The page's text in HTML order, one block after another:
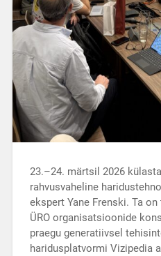
23.–24. märtsil 2026
rahvusvaheline
ekspert Yane Frenski. Ta
ÜRO organisatsioonide
praegu generatiivsel
haridusplatvormi Vizipedia